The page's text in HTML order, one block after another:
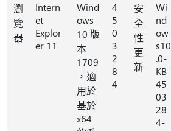
瀏
覽
器
Intern
et
Explor
er 11
Wind
ows
10 版
本
1709
，適
用於
基於
x64
4
5
0
3
2
8
4
安
全
性
更
新
Wi
nd
ow
s10
.0-
KB
45
03
28
4-